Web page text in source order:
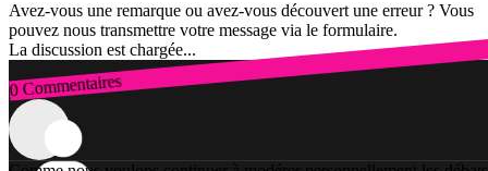
Avez-vous une remarque ou avez-vous découvert une erreur ? Vous
pouvez nous transmettre votre message via le formulaire.
La discussion est chargée...
0 Commentaires
Connexion